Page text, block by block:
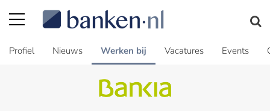
Profiel Nieuws Werken bij Vacatures Events